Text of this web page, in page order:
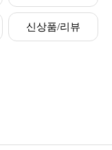
신상품/리뷰